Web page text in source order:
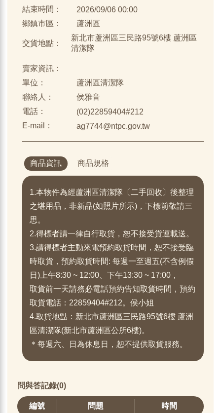
結束時間：
2026/09/06 00:00
鄉鎮市區：
蘆洲區
交貨地點：
新北市蘆洲區三民路95號6樓 蘆洲區
清潔隊
賣家資訊：
單位：
蘆洲區清潔隊
聯絡人：
侯雅音
電話：
(02)22859404#212
E-mail：
ag7744@ntpc.gov.tw
商品資訊 商品規格
1.本物件為經蘆洲區清潔隊〔二手回收〕後整理
之堪用品，非新品(如照片所示)，下標前敬請三
思。
2.得標者請一律自行取貨，恕不接受貨運載送。
3.請得標者主動來電預約取貨時間，恕不接受臨
時取貨，預約取貨時間: 每週一至週五(不含例假
日)上午8:30 ~ 12:00、下午13:30 ~ 17:00，
取貨前一天請務必電話預約告知取貨時間，預約
取貨電話：22859404#212。侯小姐
4.取貨地點：新北市蘆洲區三民路95號6樓 蘆洲
區清潔隊(新北市蘆洲區公所6樓)。
＊每週六、日為休息日，恕不提供取貨服務。
問與答記錄(0)
編號 問題 時間